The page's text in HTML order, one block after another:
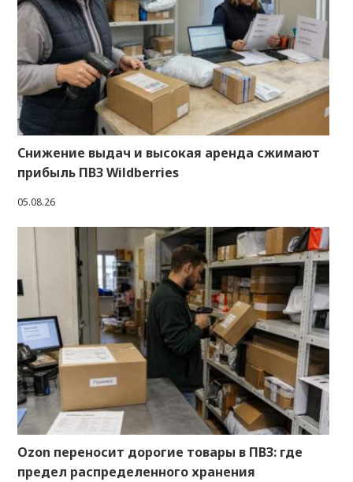
Снижение выдач и высокая аренда сжимают
прибыль ПВЗ Wildberries
05.08.26
Ozon переносит дорогие товары в ПВЗ: где
предел распределенного хранения